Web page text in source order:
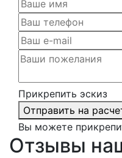
Прикрепить эскиз
Отправить на
Вы можете
Отзывы